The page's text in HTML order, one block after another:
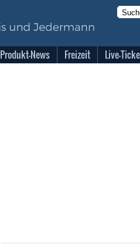
Produkt-News Freizeit Live-